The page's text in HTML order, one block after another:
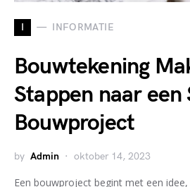
I INFORMATIE
Bouwtekening
Stappen naar een
Bouwproject
by Admin oktober 14, 2023
Een bouwproject begint met een